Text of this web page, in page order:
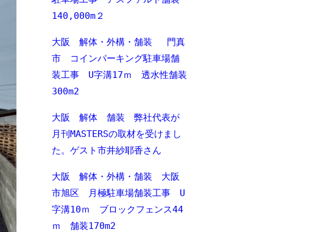
140,000m２
大阪 解体・外構・舗装 門真
市 コインパーキング駐車場舗
装工事 U字溝17ｍ 透水性舗装
300m2
大阪 解体 舗装 弊社代表が
月刊MASTERSの取材を受けまし
た。ゲスト市井紗耶香さん
大阪 解体・外構・舗装 大阪
市旭区 月極駐車場舗装工事 U
字溝10ｍ ブロックフェンス44
ｍ 舗装170m2